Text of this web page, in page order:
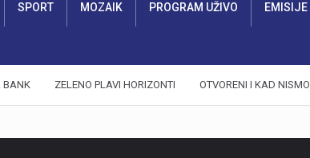
SPORT MOZAIK PROGRAM UŽIVO EMISIJE
BANK ZELENO PLAVI HORIZONTI OTVORENI I KAD NISMO